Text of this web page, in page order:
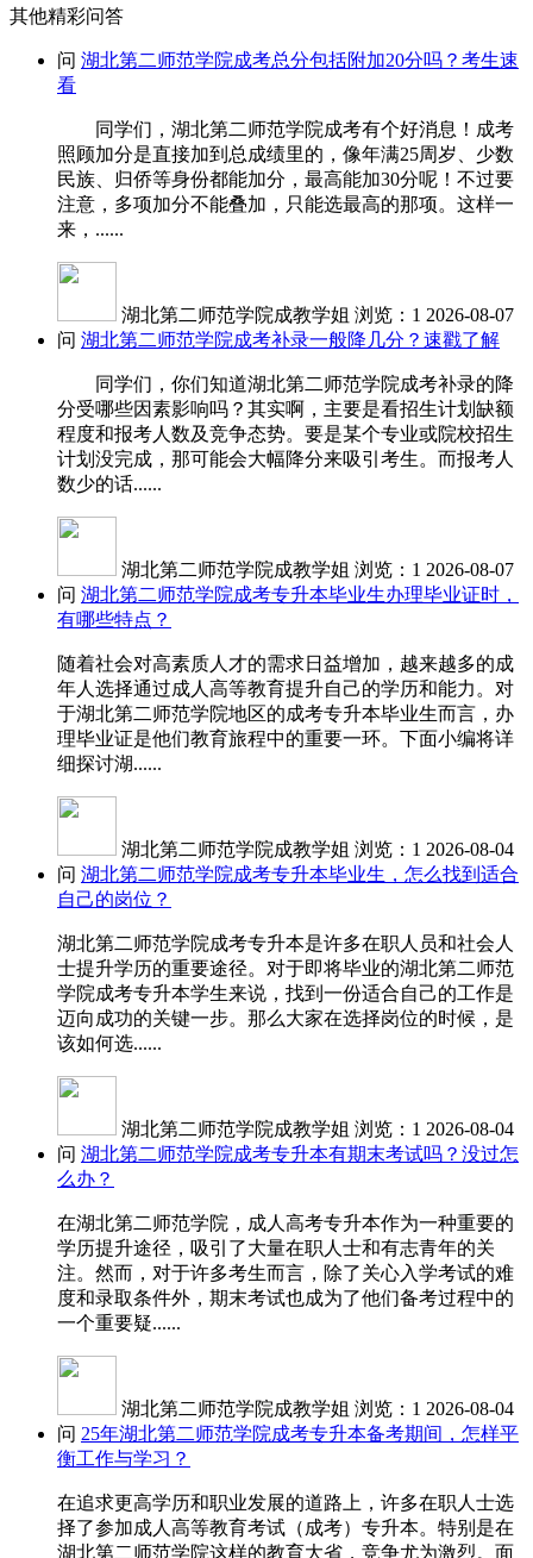
其他精彩问答
问 湖北第二师范学院成考总分包括附加20分吗？考生速
看
同学们，湖北第二师范学院成考有个好消息！成考
照顾加分是直接加到总成绩里的，像年满25周岁、少数
民族、归侨等身份都能加分，最高能加30分呢！不过要
注意，多项加分不能叠加，只能选最高的那项。这样一
来，......
湖北第二师范学院成教学姐 浏览：1 2026-08-07
问 湖北第二师范学院成考补录一般降几分？速戳了解
同学们，你们知道湖北第二师范学院成考补录的降
分受哪些因素影响吗？其实啊，主要是看招生计划缺额
程度和报考人数及竞争态势。要是某个专业或院校招生
计划没完成，那可能会大幅降分来吸引考生。而报考人
数少的话......
湖北第二师范学院成教学姐 浏览：1 2026-08-07
问 湖北第二师范学院成考专升本毕业生办理毕业证时，
有哪些特点？
随着社会对高素质人才的需求日益增加，越来越多的成
年人选择通过成人高等教育提升自己的学历和能力。对
于湖北第二师范学院地区的成考专升本毕业生而言，办
理毕业证是他们教育旅程中的重要一环。下面小编将详
细探讨湖......
湖北第二师范学院成教学姐 浏览：1 2026-08-04
问 湖北第二师范学院成考专升本毕业生，怎么找到适合
自己的岗位？
湖北第二师范学院成考专升本是许多在职人员和社会人
士提升学历的重要途径。对于即将毕业的湖北第二师范
学院成考专升本学生来说，找到一份适合自己的工作是
迈向成功的关键一步。那么大家在选择岗位的时候，是
该如何选......
湖北第二师范学院成教学姐 浏览：1 2026-08-04
问 湖北第二师范学院成考专升本有期末考试吗？没过怎
么办？
在湖北第二师范学院，成人高考专升本作为一种重要的
学历提升途径，吸引了大量在职人士和有志青年的关
注。然而，对于许多考生而言，除了关心入学考试的难
度和录取条件外，期末考试也成为了他们备考过程中的
一个重要疑......
湖北第二师范学院成教学姐 浏览：1 2026-08-04
问 25年湖北第二师范学院成考专升本备考期间，怎样平
衡工作与学习？
在追求更高学历和职业发展的道路上，许多在职人士选
择了参加成人高等教育考试（成考）专升本。特别是在
湖北第二师范学院这样的教育大省，竞争尤为激烈。面